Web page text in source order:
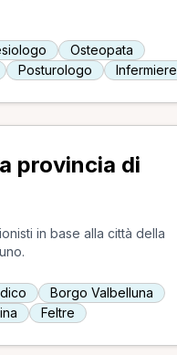
Osteopata
Posturologo Infermiere
provincia di
in base alla città della
Borgo Valbelluna
Feltre